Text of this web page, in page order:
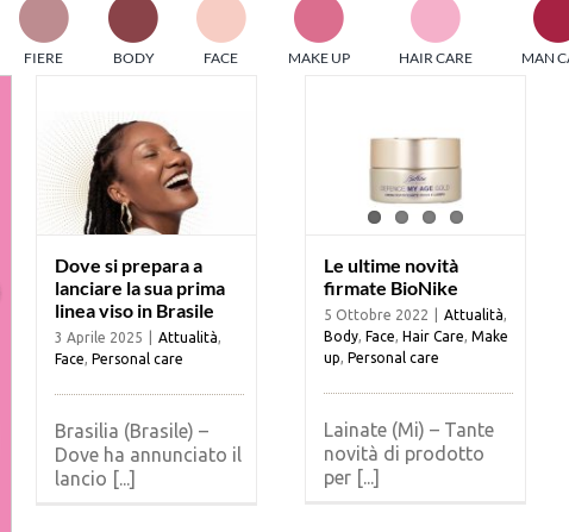
TESPI MEDIAGROUP racchiude un pool di società
ed editrici specializzate nell’informazione b2b.
particolare, attraverso numerose riviste verticali,
informazione che coinvolgono gli attori nei settori
technology, entertainment e sport.
Stay tuned!
LE RIVISTE
Scroll Down
FIERE BODY FACE MAKE UP HAIR CARE MAN
Dove si prepara a
lanciare la sua
prima linea viso in
Dove si prepara a
lanciare la sua prima
linea viso in Brasile
3 Aprile 2025 Attualità
Face Personal care
Brasilia (Brasile) –
Dove ha annunciato il
lancio [...]
Le ultime novità
firmate BioNike
Le ultime novità
firmate BioNike
5 Ottobre 2022 Attualità
Body, Face Hair Care Make
up Personal care
Lainate (Mi) – Tante
novità di prodotto
per [...]